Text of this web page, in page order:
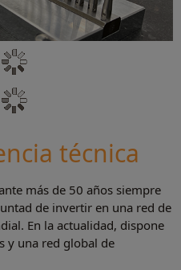
técnica
más de 50 años siempre
de invertir en una red de
En la actualidad, dispone
y una red global de